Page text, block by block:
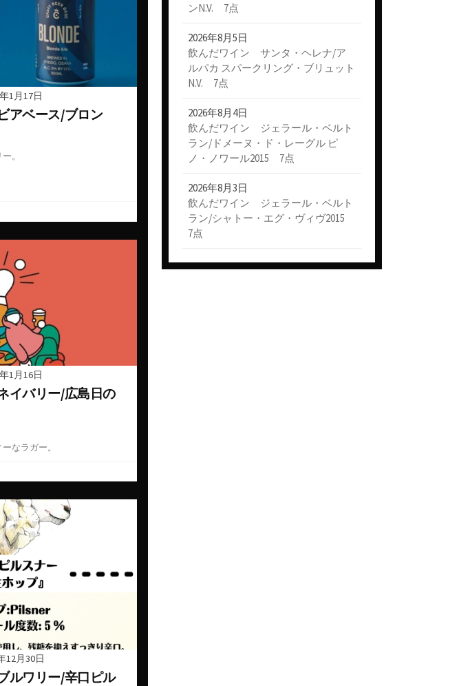
1月17日
アベース/ブロン
。
1月16日
イバリー/広島日の
なラガー。
12月30日
ルワリー/辛口ピル
ンN.V. 7点
2026年8月5日
飲んだワイン サンタ・ヘレナ/ア
ルパカ スパークリング・ブリュット
N.V. 7点
2026年8月4日
飲んだワイン ジェラール・ベルト
ラン/ドメーヌ・ド・レーグル ピ
ノ・ノワール2015 7点
2026年8月3日
飲んだワイン ジェラール・ベルト
ラン/シャトー・エグ・ヴィヴ2015
7点